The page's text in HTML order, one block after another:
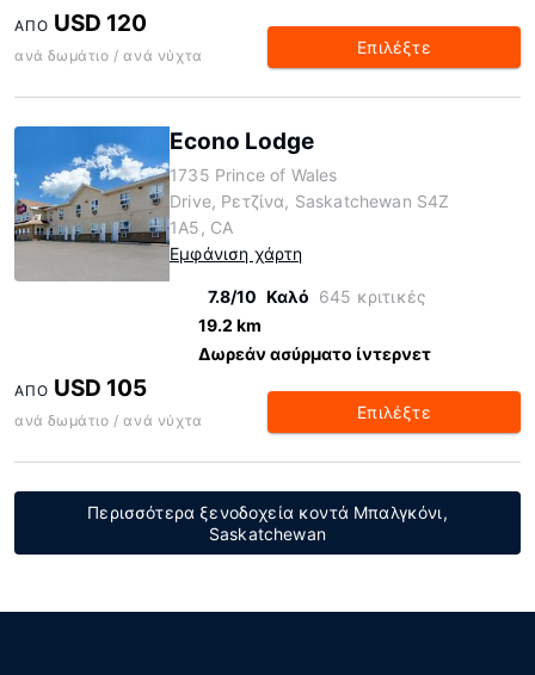
ΑΠΌ USD 120
ανά δωμάτιο / ανά νύχτα Επιλέξτε
Econo Lodge
1735 Prince of Wales
Drive, Ρετζίνα, Saskatchewan S4Z
1A5, CA
Εμφάνιση χάρτη
7.8/10 Καλό 645 κριτικές
19.2 km
Δωρεάν ασύρματο ίντερνετ
ΑΠΌ USD 105
ανά δωμάτιο / ανά νύχτα Επιλέξτε
Περισσότερα ξενοδοχεία κοντά Μπαλγκόνι,
Saskatchewan